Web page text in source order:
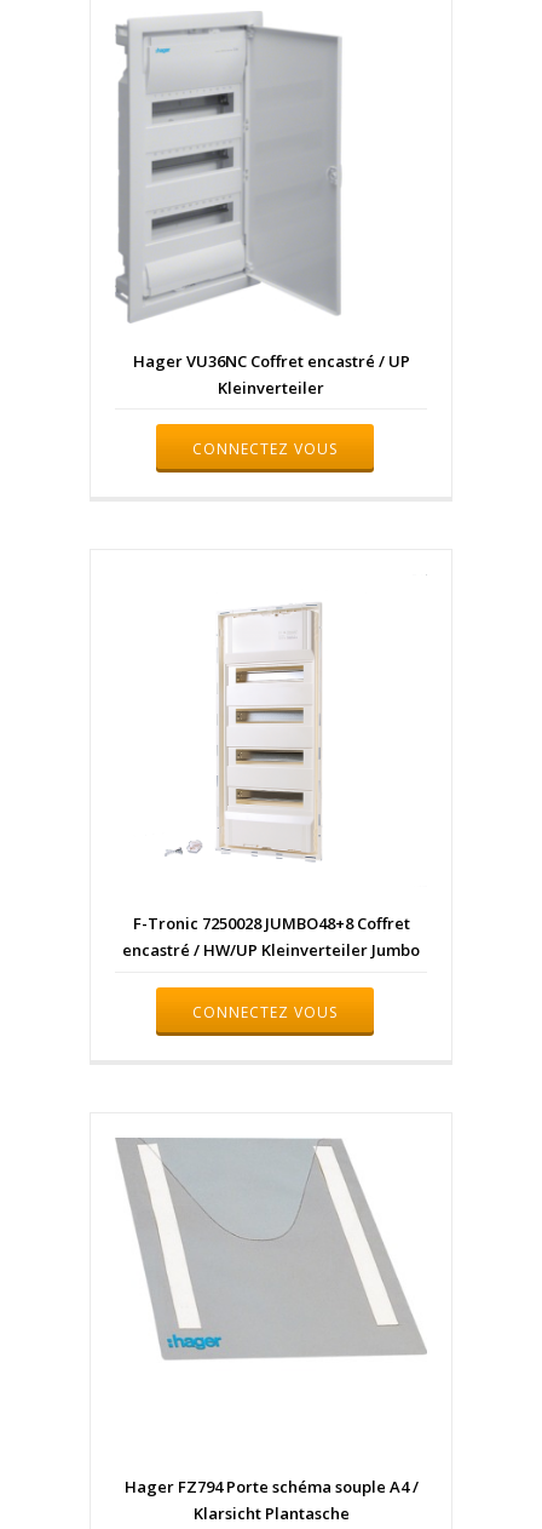
Hager VU36NC Coffret encastré / UP
Kleinverteiler
CONNECTEZ VOUS
F-Tronic 7250028 JUMBO48+8 Coffret
encastré / HW/UP Kleinverteiler Jumbo
CONNECTEZ VOUS
Hager FZ794 Porte schéma souple A4 /
Klarsicht Plantasche